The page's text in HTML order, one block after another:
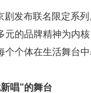
发布联名限定系
的品牌精神为内
个个体在生活舞台
唱”的舞台